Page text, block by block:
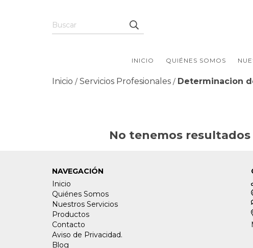
INICIO QUIÉNES SOMOS
Inicio / Servicios Profesionales / Determinacion
No tenemos
NAVEGACIÓN
Inicio
Quiénes Somos
Nuestros Servicios
Productos
Contacto
Aviso de Privacidad.
Blog